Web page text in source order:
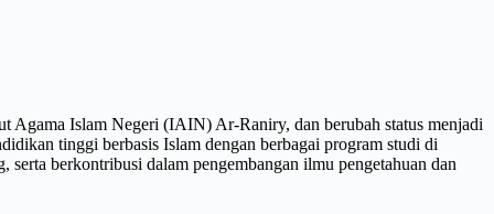
Islam Negeri (IAIN) Ar-Raniry, dan berubah status menjadi
tinggi berbasis Islam dengan berbagai program studi di
berkontribusi dalam pengembangan ilmu pengetahuan dan